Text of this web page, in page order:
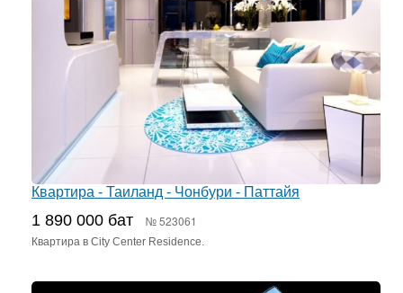
Квартира - Таиланд - Чонбури - Паттайя
1 890 000 бат № 523061
Квартира в City Center Residence.